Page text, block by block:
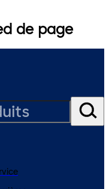
de page